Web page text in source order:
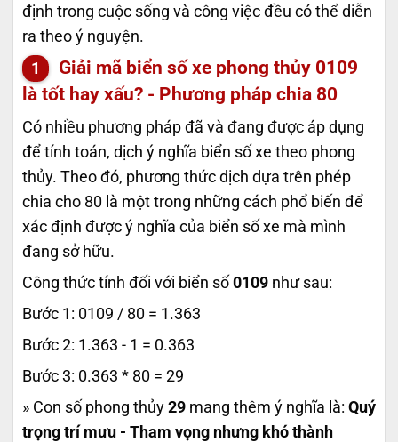
định trong cuộc sống và công việc đều có thể diễn
ra theo ý nguyện.
Giải mã biển số xe phong thủy 0109
là tốt hay xấu? - Phương pháp chia 80
Có nhiều phương pháp đã và đang được áp dụng
để tính toán, dịch ý nghĩa biển số xe theo phong
thủy. Theo đó, phương thức dịch dựa trên phép
chia cho 80 là một trong những cách phổ biến để
xác định được ý nghĩa của biển số xe mà mình
đang sở hữu.
Công thức tính đối với biển số 0109 như sau:
Bước 1: 0109 / 80 = 1.363
Bước 2: 1.363 - 1 = 0.363
Bước 3: 0.363 * 80 = 29
» Con số phong thủy 29 mang thêm ý nghĩa là: Quý
trọng trí mưu - Tham vọng nhưng khó thành